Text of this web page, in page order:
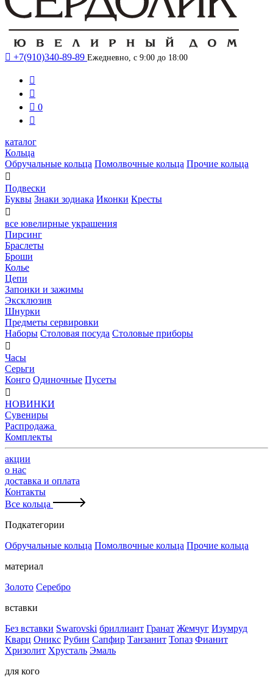
 +7(910)340-89-89 Ежедневно, с 9:00 до 18:00


 0

каталог
Кольца
Обручальные кольца Помолвочные кольца Прочие кольца

Подвески
Буквы Знаки зодиака Иконки Кресты

все ювелирные украшения
Пирсинг
Браслеты
Броши
Колье
Цепи
Запонки и зажимы
Эксклюзив
Шнурки
Предметы сервировки
Наборы Столовая посуда Столовые приборы

Часы
Серьги
Конго Одиночные Пусеты

НОВИНКИ
Сувениры
Распродажа
Комплекты
акции
о нас
доставка и оплата
Контакты
Все кольца
Подкатегории
Обручальные кольца Помолвочные кольца Прочие кольца
материал
Золото Серебро
вставки
Без вставки Swarovski бриллиант Гранат Жемчуг Изумруд
Кварц Оникс Рубин Сапфир Танзанит Топаз Фианит
Хризолит Хрусталь Эмаль
для кого